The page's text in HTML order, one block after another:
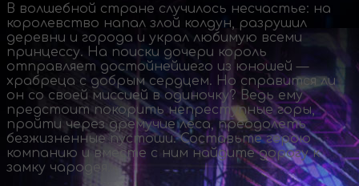
В волшебной стране случилось несчастье: на
королевство напал злой колдун, разрушил
деревни и города и украл любимую всеми
принцессу. На поиски дочери король
отправляет достойнейшего из юношей —
храбреца с добрым сердцем. Но справится ли
он со своей миссией в одиночку? Ведь ему
предстоит покорить непреступные горы,
пройти через дремучие леса, преодолеть
безжизненные пустоши. Составьте герою
компанию и вместе с ним найдите дорогу к
замку чародея…